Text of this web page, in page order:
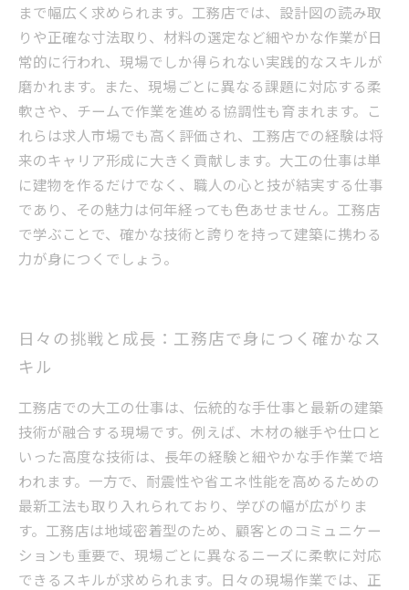
まで幅広く求められます。工務店では、設計図の読み取
りや正確な寸法取り、材料の選定など細やかな作業が日
常的に行われ、現場でしか得られない実践的なスキルが
磨かれます。また、現場ごとに異なる課題に対応する柔
軟さや、チームで作業を進める協調性も育まれます。こ
れらは求人市場でも高く評価され、工務店での経験は将
来のキャリア形成に大きく貢献します。大工の仕事は単
に建物を作るだけでなく、職人の心と技が結実する仕事
であり、その魅力は何年経っても色あせません。工務店
で学ぶことで、確かな技術と誇りを持って建築に携わる
力が身につくでしょう。
日々の挑戦と成長：工務店で身につく確かなス
キル
工務店での大工の仕事は、伝統的な手仕事と最新の建築
技術が融合する現場です。例えば、木材の継手や仕口と
いった高度な技術は、長年の経験と細やかな手作業で培
われます。一方で、耐震性や省エネ性能を高めるための
最新工法も取り入れられており、学びの幅が広がりま
す。工務店は地域密着型のため、顧客とのコミュニケー
ションも重要で、現場ごとに異なるニーズに柔軟に対応
できるスキルが求められます。日々の現場作業では、正